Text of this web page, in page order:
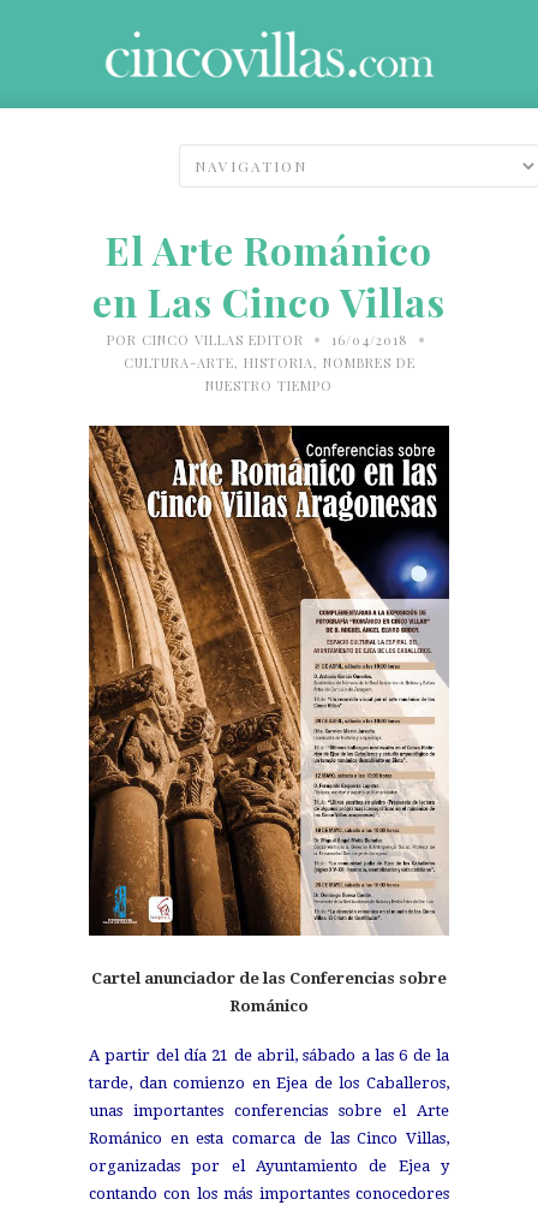
El Arte Románico
en Las Cinco Villas
POR CINCO VILLAS EDITOR • 16/04/2018 •
CULTURA-ARTE, HISTORIA , NOMBRES DE
NUESTRO TIEMPO
Cartel anunciador de las Conferencias sobre
Románico
A partir del día 21 de abril, sábado a las 6 de la
tarde, dan comienzo en Ejea de los Caballeros,
unas importantes conferencias sobre el Arte
Románico en esta comarca de las Cinco Villas,
organizadas por el Ayuntamiento de Ejea y
contando con los más importantes conocedores